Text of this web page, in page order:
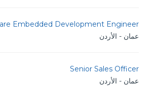
Embedded Development Engineer
عمان - الأردن
Senior Sales Officer
عمان - الأردن